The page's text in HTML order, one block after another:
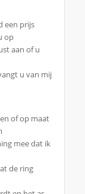
een prijs
op
aan of u
u van mij
of op maat
mee dat ik
de ring